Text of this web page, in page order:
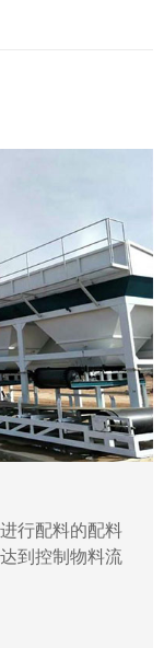
行配料的配料
到控制物料流